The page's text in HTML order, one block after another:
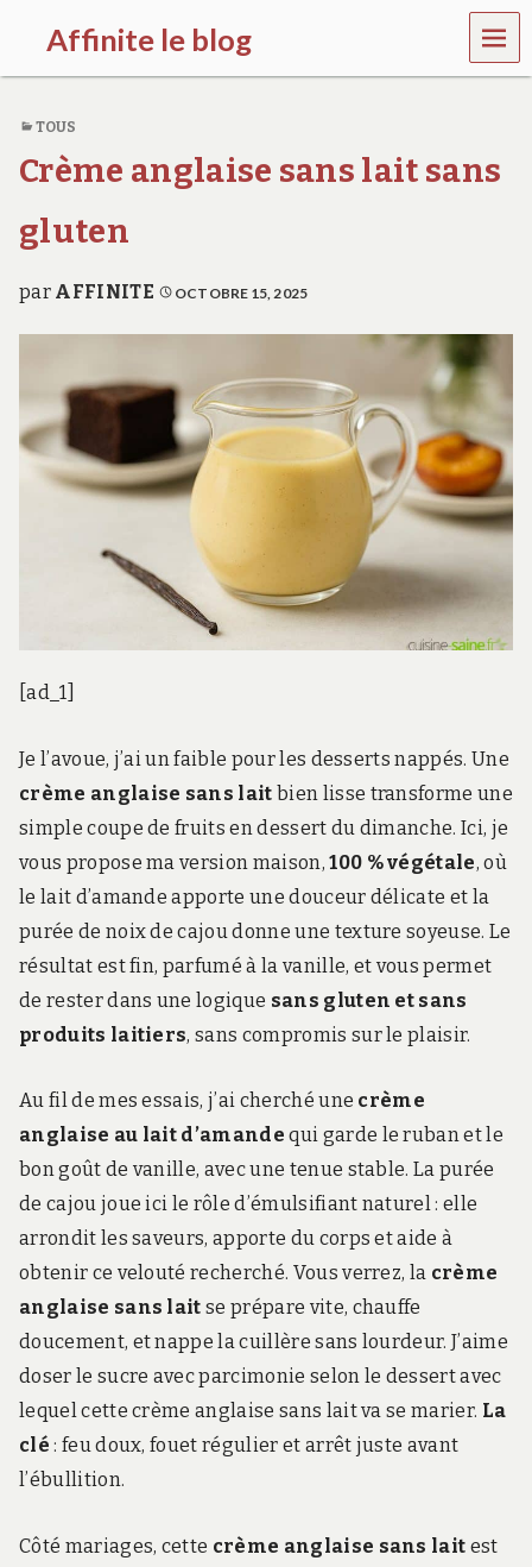
Affinite le blog
e
p
l
u
s
i
MEN
U
TOUS
Crème anglaise sans lait sans
gluten
par AFFINITE OCTOBRE 15, 2025
[ad_1]
Je l’avoue, j’ai un faible pour les desserts nappés. Une
crème anglaise sans lait bien lisse transforme une
simple coupe de fruits en dessert du dimanche. Ici, je
vous propose ma version maison,100 % végétale, où
le lait d’amande apporte une douceur délicate et la
purée de noix de cajou donne une texture soyeuse. Le
résultat est fin, parfumé à la vanille, et vous permet
de rester dans une logique sans gluten et sans
produits laitiers, sans compromis sur le plaisir.
Au fil de mes essais, j’ai cherché une crème
anglaise au lait d’amande qui garde le ruban et le
bon goût de vanille, avec une tenue stable. La purée
de cajou joue ici le rôle d’émulsifiant naturel : elle
arrondit les saveurs, apporte du corps et aide à
obtenir ce velouté recherché. Vous verrez, la crème
anglaise sans lait se prépare vite, chauffe
doucement, et nappe la cuillère sans lourdeur. J’aime
doser le sucre avec parcimonie selon le dessert avec
lequel cette crème anglaise sans lait va se marier. La
clé : feu doux, fouet régulier et arrêt juste avant
l’ébullition.
Côté mariages, cette crème anglaise sans lait est